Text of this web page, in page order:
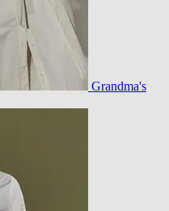
Grandma's